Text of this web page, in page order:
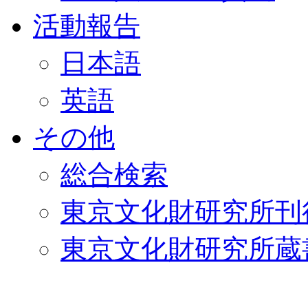
活動報告
日本語
英語
その他
総合検索
東京文化財研究所
東京文化財研究所